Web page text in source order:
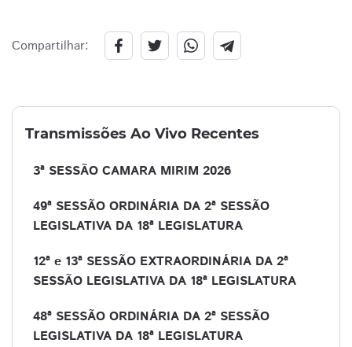
Compartilhar:
Transmissões Ao Vivo Recentes
3ª SESSÃO CAMARA MIRIM 2026
49ª SESSÃO ORDINÁRIA DA 2ª SESSÃO
LEGISLATIVA DA 18ª LEGISLATURA
12ª e 13ª SESSÃO EXTRAORDINÁRIA DA 2ª
SESSÃO LEGISLATIVA DA 18ª LEGISLATURA
48ª SESSÃO ORDINÁRIA DA 2ª SESSÃO
LEGISLATIVA DA 18ª LEGISLATURA